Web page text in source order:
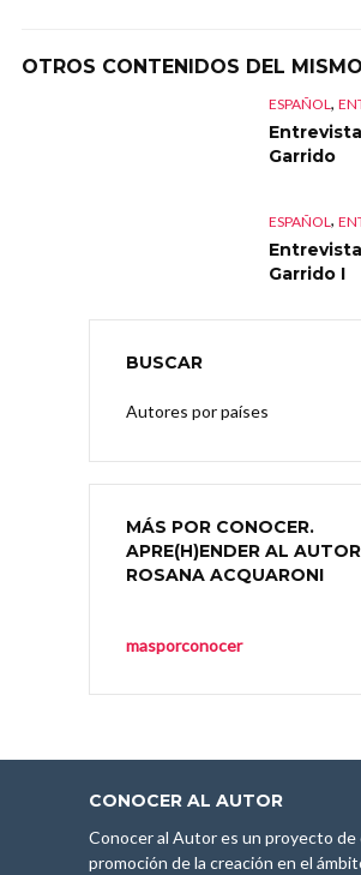
OTROS CONTENIDOS DEL
ESPAÑOL,
Garrido
ESPAÑOL ,
Garrido I
BUSCAR
Autores por países
MÁS POR CONOCER.
APRE(H)ENDER AL
ROSANA ACQUARONI
masporconocer
CONOCER AL AUTOR
Conocer al Autor es un proyecto de
promoción de la creación en el